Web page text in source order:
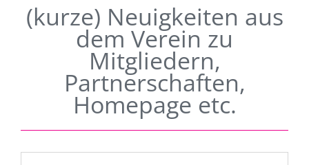
(kurze) Neuigkeiten aus
dem Verein zu
Mitgliedern,
Partnerschaften,
Homepage etc.